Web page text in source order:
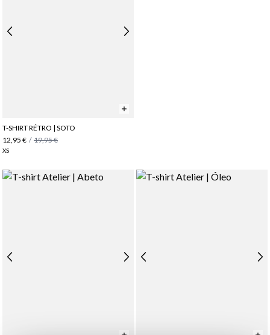
T-SHIRT RÉTRO | SOTO
12,95 € / 19,95 €
XS